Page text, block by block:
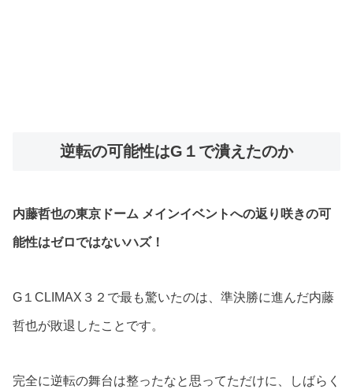
逆転の可能性はG１で潰えたのか
内藤哲也の東京ドーム メインイベントへの返り咲きの可
能性はゼロではないハズ！
G１CLIMAX３２で最も驚いたのは、準決勝に進んだ内藤
哲也が敗退したことです。
完全に逆転の舞台は整ったなと思ってただけに、しばらく